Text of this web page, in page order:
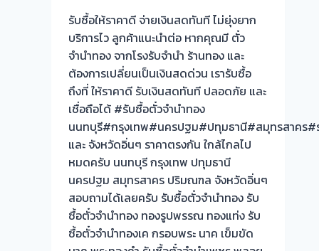
ค่า
ใช้
จ่าย!
รับซื้อให้ราคาดี จ่ายเงินสดทันที ไม่ยุ่งยาก
บริการไว ลูกค้าแนะนำต่อ หากคุณมี ตั๋ว
จำนำทอง จากโรงรับจำนำ ร้านทอง และ
ต้องการเปลี่ยนเป็นเงินสดด่วน เรารับซื้อ
ถึงที่ ให้ราคาดี รับเงินสดทันที ปลอดภัย และ
เชื่อถือได้ #รับซื้อตั๋วจำนำทอง
นนทบุรี#กรุงเทพ#นครปฐม#ปทุมธานี#สมุทรสาคร#
และ จังหวัดอิ่นๆ ราคาตรงกัน ใกล้ไกลไป
หมดครับ นนทบุรี กรุงเทพ ปทุมธานี
นครปฐม สมุทรสาคร ปริมณฑล จังหวัดอิ่นๆ
สอบถามได้เลยครับ รับซื้อตั๋วจำนำทอง รับ
ซื้อตั๋วจำนำทอง ทองรูปพรรณ ทองแท่ง รับ
ซื้อตั๋วจำนำทองเค กรอบพระ นาค เข็มขัด